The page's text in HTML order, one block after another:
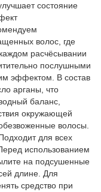
состояние
волос, где
расчёсывании
послушными
эффектом. В состав
арганы, что
баланс,
окружающей
волосы.
для всех
использованием
на подсушенные
длине. Для
средство при